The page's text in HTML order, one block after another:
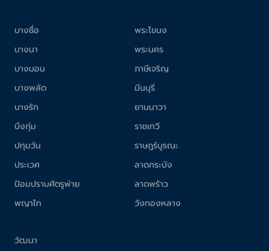
บางซื่อ
บางนา
บางบอน
บางพลัด
บางรัก
บึงกุ่ม
ปทุมวัน
ประเวศ
ป้อมปราบศัตรูพ่าย
พญาไท
พระโขนง
พระนคร
ภาษีเจริญ
มีนบุรี
ยานนาวา
ราชเทวี
ราษฎร์บูรณะ
ลาดกระบัง
ลาดพร้าว
วังทองหลาง
วัฒนา